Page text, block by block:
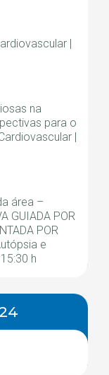
|
na
para o
|
área –
GUIADA POR
POR
e
h